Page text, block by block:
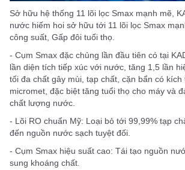
Sở hữu hệ thống 11 lõi lọc Smax mạnh mẽ,
nước hiếm hoi sở hữu tới 11 lõi lọc Smax
công suất, Gấp đôi tuổi thọ.
- Cụm Smax đặc chủng lần đầu tiên có tại
lần diện tích tiếp xúc với nước, tăng 1,5 lần
tối đa chất gây mùi, tạp chất, cặn bẩn có
micromet, đặc biệt tăng tuổi thọ cho máy và
chất lượng nước.
- Lõi RO chuẩn Mỹ: Loại bỏ tới 99,99% tạp
đến nguồn nước sạch tuyệt đối.
- Cụm Smax hiệu suất cao: Tái tạo nguồn
sung khoáng chất.